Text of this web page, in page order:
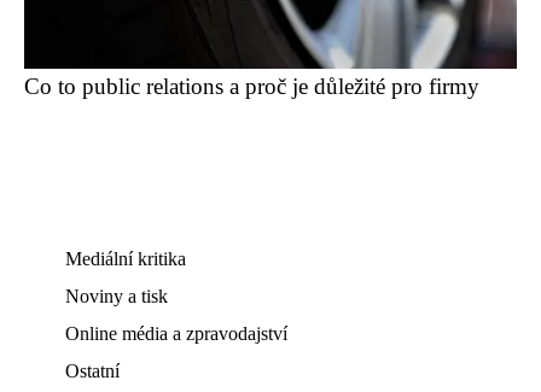
Co to public relations a proč je důležité pro firmy
Mediální kritika
Noviny a tisk
Online média a zpravodajství
Ostatní